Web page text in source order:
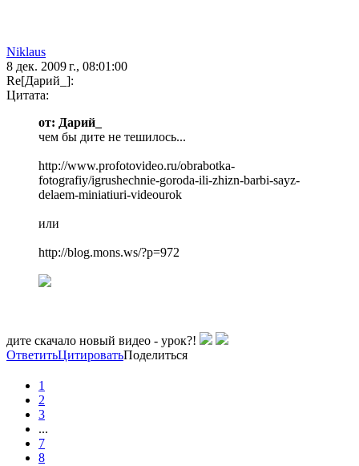
Niklaus
8 дек. 2009 г., 08:01:00
Re[Дарий_]:
Цитата:
от: Дарий_
чем бы дите не тешилось...
http://www.profotovideo.ru/obrabotka-
fotografiy/igrushechnie-goroda-ili-zhizn-barbi-sayz-
delaem-miniatiuri-videourok
или
http://blog.mons.ws/?p=972
дите скачало новый видео - урок?!
ОтветитьЦитироватьПоделиться
1
2
3
...
7
8